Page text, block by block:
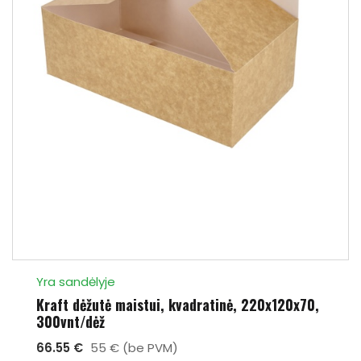
Yra sandėlyje
Kraft dėžutė maistui, kvadratinė, 220x120x70,
300vnt/dėž
66.55 € 55 € (be PVM)